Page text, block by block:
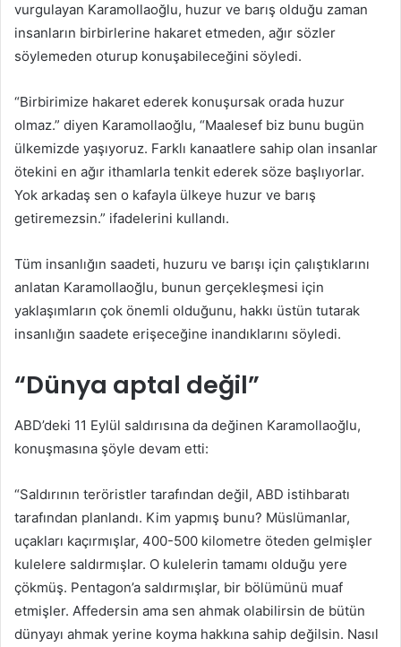
vurgulayan Karamollaoğlu, huzur ve barış olduğu zaman
insanların birbirlerine hakaret etmeden, ağır sözler
söylemeden oturup konuşabileceğini söyledi.
“Birbirimize hakaret ederek konuşursak orada huzur
olmaz.” diyen Karamollaoğlu, “Maalesef biz bunu bugün
ülkemizde yaşıyoruz. Farklı kanaatlere sahip olan insanlar
ötekini en ağır ithamlarla tenkit ederek söze başlıyorlar.
Yok arkadaş sen o kafayla ülkeye huzur ve barış
getiremezsin.” ifadelerini kullandı.
Tüm insanlığın saadeti, huzuru ve barışı için çalıştıklarını
anlatan Karamollaoğlu, bunun gerçekleşmesi için
yaklaşımların çok önemli olduğunu, hakkı üstün tutarak
insanlığın saadete erişeceğine inandıklarını söyledi.
“Dünya aptal değil”
ABD’deki 11 Eylül saldırısına da değinen Karamollaoğlu,
konuşmasına şöyle devam etti:
“Saldırının teröristler tarafından değil, ABD istihbaratı
tarafından planlandı. Kim yapmış bunu? Müslümanlar,
uçakları kaçırmışlar, 400-500 kilometre öteden gelmişler
kulelere saldırmışlar. O kulelerin tamamı olduğu yere
çökmüş. Pentagon’a saldırmışlar, bir bölümünü muaf
etmişler. Affedersin ama sen ahmak olabilirsin de bütün
dünyayı ahmak yerine koyma hakkına sahip değilsin. Nasıl